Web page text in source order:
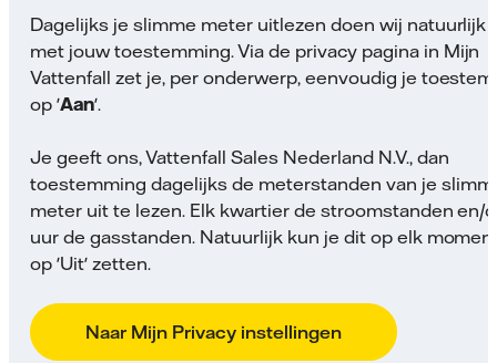
Dagelijks je slimme meter uitlezen doen wij natuurlijk
met jouw toestemming. Via de privacy pagina in Mijn
Vattenfall zet je, per onderwerp, eenvoudig je
op 'Aan'.
Je geeft ons, Vattenfall Sales Nederland N.V., dan
toestemming dagelijks de meterstanden van je
meter uit te lezen. Elk kwartier de stroomstanden en/
uur de gasstanden. Natuurlijk kun je dit op elk
op 'Uit' zetten.
Naar Mijn Privacy instellingen